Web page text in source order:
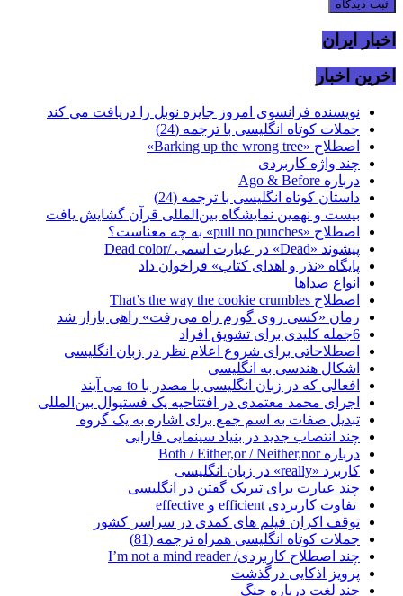
اخبار ایران
اخرین اخبار
نویسنده فرانسوی امروز جایزه نوبل را دریافت می کند
جملات کوتاه انگلیسی با ترجمه (24)
اصطلاح «Barking up the wrong tree»
چند واژه کاربردی
درباره Ago & Before
داستان کوتاه انگلیسی با ترجمه (24)
بیست و نهمین نمایشگاه بین‌المللی قرآن گشایش یافت
اصطلاح «pull no punches» به چه معناست؟
پیشوند «Dead» در عبارت اسمی /Dead color
پایگاه «نذر و اهدای کتاب» فراخوان داد
انواع صداها
اصطلاح That’s the way the cookie crumbles
رمان «کسی روی گورم راه می‌رفت» راهی بازار شد
6جمله کلیدی برای تشویق افراد
اصطلاحاتی برای شروع اعلام نظر در زبان انگلیسی
اشکال هندسی به انگلیسی
افعالی که در زبان انگلیسی با مصدر با to می آیند
اجرای محمد معتمدی در افتتاحیه یک فستیوال بین‌المللی
تبدیل صفات به اسم جمع برای اشاره به یک‌ گروه
چند انتصاب جدید در بنیاد سینمایی فارابی
درباره Both / Either,or / Neither,nor
کاربرد «really» در زبان انگلیسی
چند عبارت برای تبریک گفتن در انگلیسی
تفاوت کاربردی efficient و effective
توقف اکران فیلم های کمدی در سراسر کشور
جملات کوتاه انگلیسی همراه ترجمه (81)
چند اصطلاح کاربردی/ I’m not a mind reader
پرویز اذکایی درگذشت
چند لغت درباره جنگ